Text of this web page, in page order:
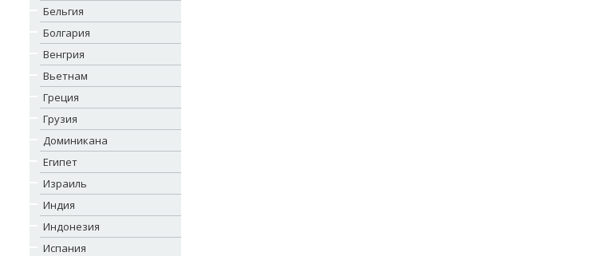
Бельгия
Болгария
Венгрия
Вьетнам
Греция
Грузия
Доминикана
Египет
Израиль
Индия
Индонезия
Испания